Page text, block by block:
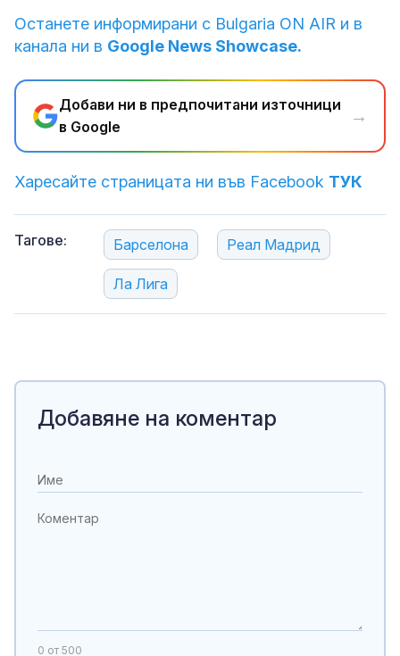
Останете информирани с Bulgaria ON AIR и в
канала ни в Google News Showcase.
Добави ни в предпочитани източници
в Google
→
Харесайте страницата ни във Facebook ТУК
Тагове: Барселона Реал Мадрид
Ла Лига
Добавяне на коментар
0 от 500